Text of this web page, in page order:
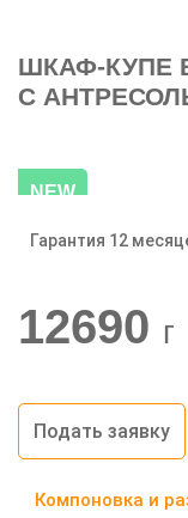
ШКАФ-КУПЕ
С
NEW
-20%
Гарантия 12
12690 г
Подать заявку
Компоновка и